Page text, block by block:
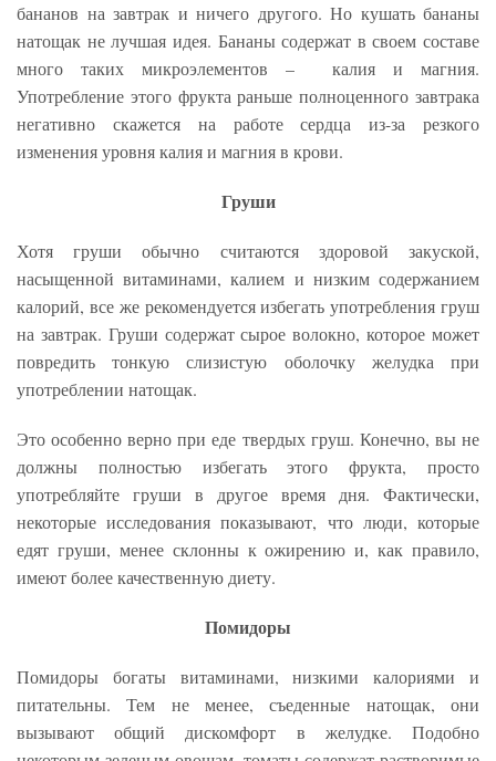
бананов на завтрак и ничего другого. Но кушать бананы
натощак не лучшая идея. Бананы содержат в своем составе
много таких микроэлементов – калия и магния.
Употребление этого фрукта раньше полноценного завтрака
негативно скажется на работе сердца из-за резкого
изменения уровня калия и магния в крови.
Груши
Хотя груши обычно считаются здоровой закуской,
насыщенной витаминами, калием и низким содержанием
калорий, все же рекомендуется избегать употребления груш
на завтрак. Груши содержат сырое волокно, которое может
повредить тонкую слизистую оболочку желудка при
употреблении натощак.
Это особенно верно при еде твердых груш. Конечно, вы не
должны полностью избегать этого фрукта, просто
употребляйте груши в другое время дня. Фактически,
некоторые исследования показывают, что люди, которые
едят груши, менее склонны к ожирению и, как правило,
имеют более качественную диету.
Помидоры
Помидоры богаты витаминами, низкими калориями и
питательны. Тем не менее, съеденные натощак, они
вызывают общий дискомфорт в желудке. Подобно